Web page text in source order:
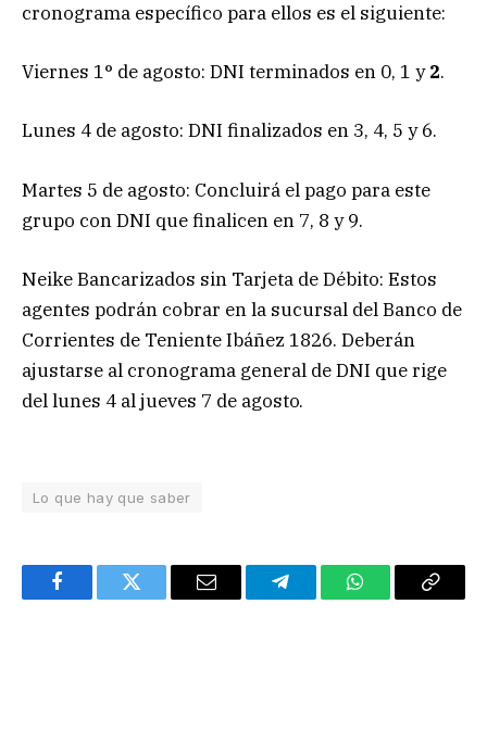
cronograma específico para ellos es el siguiente:
Viernes 1° de agosto: DNI terminados en 0, 1 y2.
Lunes 4 de agosto: DNI finalizados en 3, 4, 5 y 6.
Martes 5 de agosto: Concluirá el pago para este
grupo con DNI que finalicen en 7, 8 y 9.
Neike Bancarizados sin Tarjeta de Débito: Estos
agentes podrán cobrar en la sucursal del Banco de
Corrientes de Teniente Ibáñez 1826. Deberán
ajustarse al cronograma general de DNI que rige
del lunes 4 al jueves 7 de agosto.
Lo que hay que saber
FacebookTwitter Email TelegramWhatsAppCopy